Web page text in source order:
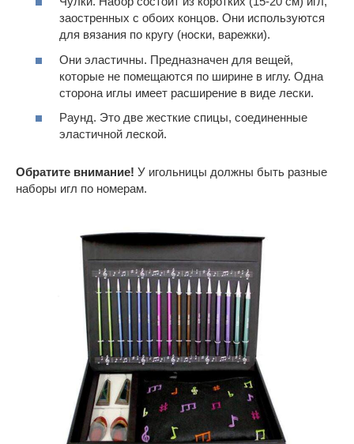
заостренных с обоих концов. Они используются
для вязания по кругу (носки, варежки).
Они эластичны. Предназначен для вещей,
которые не помещаются по ширине в иглу. Одна
сторона иглы имеет расширение в виде лески.
Раунд. Это две жесткие спицы, соединенные
эластичной леской.
Обратите внимание! У игольницы должны быть разные
наборы игл по номерам.